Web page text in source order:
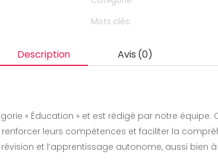
Mots clés:
Description Avis (0)
leurs compétences et faciliter la
et l’apprentissage autonome, aussi bien